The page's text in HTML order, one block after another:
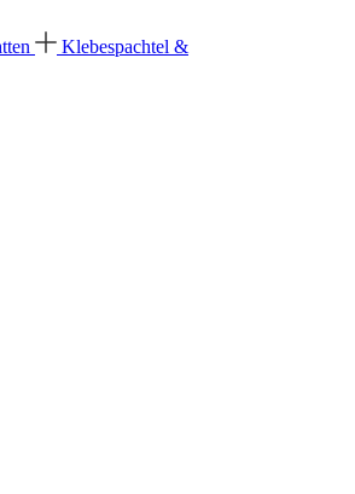
Klebespachtel &